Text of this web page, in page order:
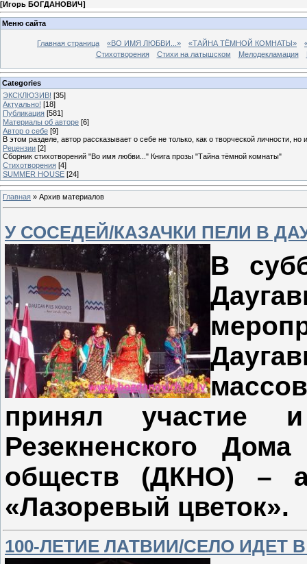
[Игорь БОГДАНОВИЧ]
Меню сайта
Главная страница «ВО ИМЯ ЛЮБВИ...» «ТАЙНА ТЁМНОЙ КОМНАТЫ»
Стихотворения
Стихи на латышском Мелодекламация
Categories
ЭКСКЛЮЗИВ! [35]
Актуально! [18]
Публикация [581]
Материалы об авторе [6]
Автор о себе [9]
В этом разделе, автор рассказывает о себе не только, как о творческой личности,
Рецензии [2]
Сборник стихотворений "Во имя любви..." Книга прозы "Тайна тёмной комнаты"
Стихотворения [4]
SUMMER HOUSE [24]
Главная » Архив материалов
У СОСЕДЕЙ/КАЗАЧКИ ПЕЛИ В
В
принял участие
Резекненского
обществ (ДКНО) –
«Лазоревый цветок».
100-ЛЕТИЕ ЛАТВИИ/СЕЛО ИДЕТ